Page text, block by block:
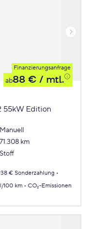
Finanzierungsanfrage
ab88 € / mtl.
55kW Edition
Manuell
71.308 km
Stoff
€ Sonderzahlung
100 km
CO₂-Emissionen